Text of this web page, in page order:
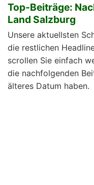
Top-Beiträge:
Land Salzburg
Unsere aktuellsten
die restlichen
scrollen Sie einfach
die nachfolgenden
älteres Datum haben.